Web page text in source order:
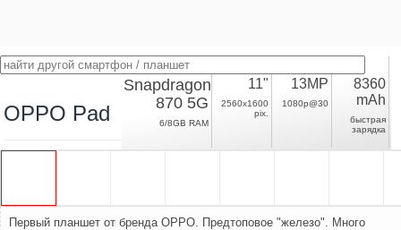
OPPO Pad
Snapdragon
870 5G
6/8GB RAM
11"
2560x1600
pix.
13MP
1080p@30
8360
mAh
быстрая
зарядка
Первый планшет от бренда OPPO. Предтоповое "железо". Много